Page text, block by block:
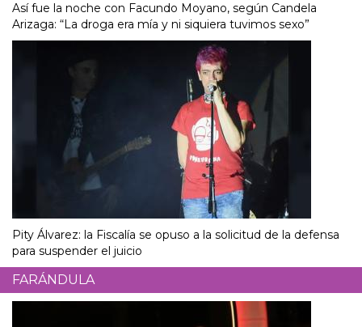
Así fue la noche con Facundo Moyano, según Candela
Arizaga: “La droga era mía y ni siquiera tuvimos sexo”
Pity Álvarez: la Fiscalía se opuso a la solicitud de la defensa
para suspender el juicio
FARÁNDULA